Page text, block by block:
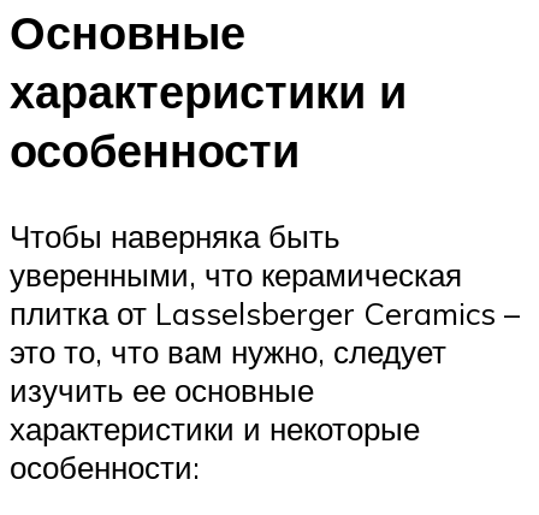
Основные
характеристики и
особенности
Чтобы наверняка быть
уверенными, что керамическая
плитка от Lasselsberger Ceramics –
это то, что вам нужно, следует
изучить ее основные
характеристики и некоторые
особенности: